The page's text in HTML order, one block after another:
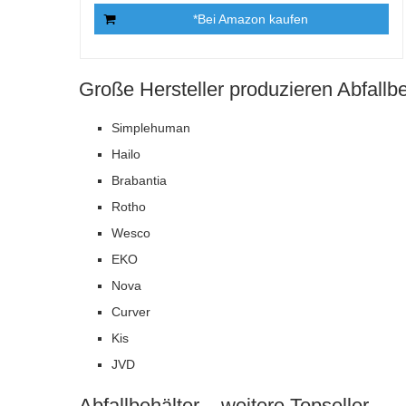
*Bei Amazon kaufen
Große Hersteller produzieren
Simplehuman
Hailo
Brabantia
Rotho
Wesco
EKO
Nova
Curver
Kis
JVD